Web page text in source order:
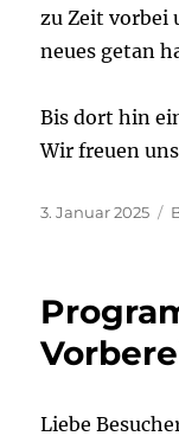
zu Zeit vorbei
neues getan
Bis dort hin
Wir freuen
Veröffentlicht
3. Januar 2025
Liebe